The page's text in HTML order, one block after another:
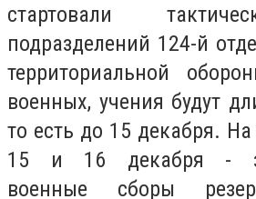
стартовали
подразделений 124-й
территориальной
военных, учения будут
то есть до 15 декабря.
15 и 16 декабря -
военные сборы